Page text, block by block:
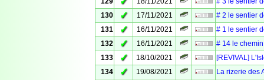
130
✓ 17/11/2021
# 2 le sentier
131
✓ 16/11/2021
# 1 le sentier
132
✓ 16/11/2021
# 14 le
133
✓ 18/10/2021
[REVIVAL]
134
✓ 19/08/2021
La rizerie des